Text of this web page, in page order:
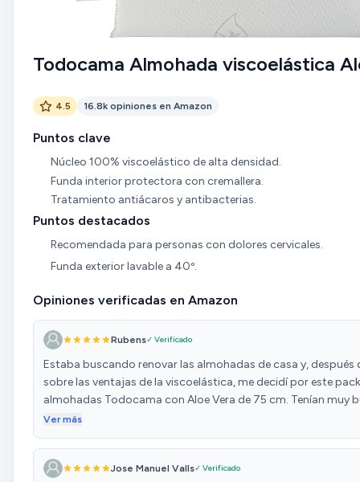
Todocama Almohada viscoelástica
4.5 16.8k opiniones en Amazon
Puntos clave
Núcleo 100% viscoelástico de alta densidad.
Funda interior protectora con cremallera.
Tratamiento antiácaros y antibacterias.
Puntos destacados
Recomendada para personas con dolores cervicales.
Funda exterior lavable a 40º.
Opiniones verificadas en Amazon
Rubens✓ Verificado
Estaba buscando renovar las almohadas de casa y, después
sobre las ventajas de la viscoelástica, me decidí por este
almohadas Todocama con Aloe Vera de 75 cm. Tenían muy
valoraciones sobre la comodidad, y en eso, no me
sentí esa comodidad que prometen las almohadas
adaptan muy bien a la forma de la cabeza y el cuello,
Ver más
Jose Manuel Valls✓ Verificado